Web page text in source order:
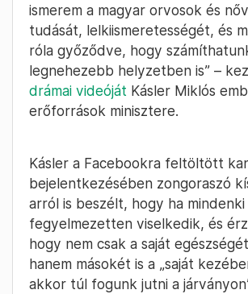
ismerem a magyar orvosok és
tudását, lelkiismeretességét, és
róla győződve, hogy
legnehezebb helyzetben is” –
drámai videóját Kásler Miklós
erőforrások minisztere.
Kásler a Facebookra feltöltött
bejelentkezésében zongoraszó
arról is beszélt, hogy ha mindenki
fegyelmezetten viselkedik, és
hogy nem csak a saját
hanem másokét is a „saját
akkor túl fogunk jutni a